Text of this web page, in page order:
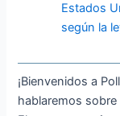
Estados
según la
¡Bienvenidos a
hablaremos